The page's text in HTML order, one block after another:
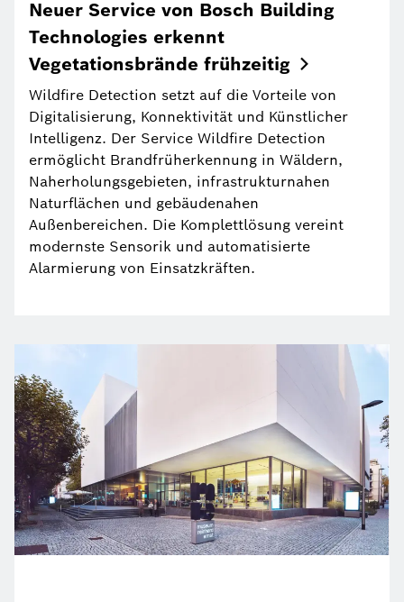
Neuer Service von Bosch Building
Technologies erkennt
Vegetationsbrände frühzeitig
Wildfire Detection setzt auf die Vorteile von
Digitalisierung, Konnektivität und Künstlicher
Intelligenz. Der Service Wildfire Detection
ermöglicht Brandfrüherkennung in Wäldern,
Naherholungsgebieten, infrastrukturnahen
Naturflächen und gebäudenahen
Außenbereichen. Die Komplettlösung vereint
modernste Sensorik und automatisierte
Alarmierung von Einsatzkräften.